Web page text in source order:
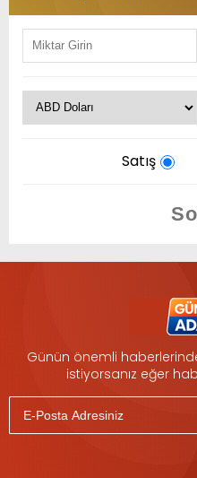
Satış
Günün önemli
istiyorsanız eğer